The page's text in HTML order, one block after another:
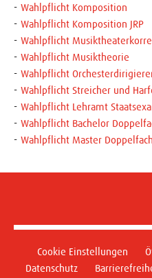
Wahlpflicht Komposition
Wahlpflicht Komposition JRP
Wahlpflicht
Wahlpflicht Musiktheorie
Wahlpflicht
Wahlpflicht Streicher und
Wahlpflicht Lehramt
Wahlpflicht Bachelor
Wahlpflicht Master
Cookie Einstellungen
Datenschutz